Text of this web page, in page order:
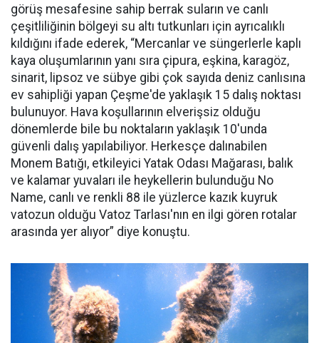
görüş mesafesine sahip berrak suların ve canlı
çeşitliliğinin bölgeyi su altı tutkunları için ayrıcalıklı
kıldığını ifade ederek, “Mercanlar ve süngerlerle kaplı
kaya oluşumlarının yanı sıra çipura, eşkina, karagöz,
sinarit, lipsoz ve sübye gibi çok sayıda deniz canlısına
ev sahipliği yapan Çeşme'de yaklaşık 15 dalış noktası
bulunuyor. Hava koşullarının elverişsiz olduğu
dönemlerde bile bu noktaların yaklaşık 10'unda
güvenli dalış yapılabiliyor. Herkesçe dalınabilen
Monem Batığı, etkileyici Yatak Odası Mağarası, balık
ve kalamar yuvaları ile heykellerin bulunduğu No
Name, canlı ve renkli 88 ile yüzlerce kazık kuyruk
vatozun olduğu Vatoz Tarlası'nın en ilgi gören rotalar
arasında yer alıyor” diye konuştu.